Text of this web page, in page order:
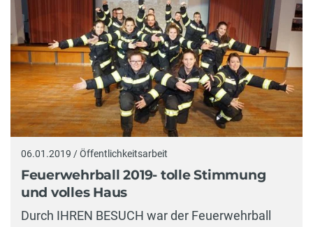
06.01.2019 / Öffentlichkeitsarbeit
Feuerwehrball 2019- tolle Stimmung
und volles Haus
Durch IHREN BESUCH war der Feuerwehrball